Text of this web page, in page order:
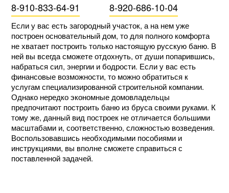
8-910-833-64-91 8-920-686-10-04
Если у вас есть загородный участок, а на нем уже
построен основательный дом, то для полного комфорта
не хватает построить только настоящую русскую баню. В
ней вы всегда сможете отдохнуть, от души попарившись,
набраться сил, энергии и бодрости. Если у вас есть
финансовые возможности, то можно обратиться к
услугам специализированной строительной компании.
Однако нередко экономные домовладельцы
предпочитают построить баню из бруса своими руками. К
тому же, данный вид построек не отличается большими
масштабами и, соответственно, сложностью возведения.
Воспользовавшись необходимыми пособиями и
инструкциями, вы вполне сможете справиться с
поставленной задачей.